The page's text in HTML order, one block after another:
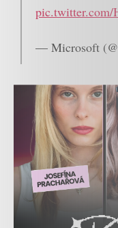
pic.twitter.com/
— Microsoft